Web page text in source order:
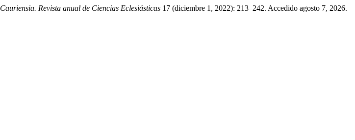
Cauriensia. Revista anual de Ciencias Eclesiásticas 17 (diciembre 1, 2022): 213–242. Accedido agosto 7, 2026.